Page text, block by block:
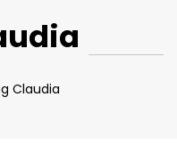
Claudia